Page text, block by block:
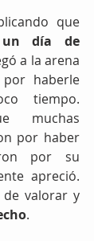
un día de
a la arena
haberle
tiempo.
muchas
por haber
por su
apreció.
.